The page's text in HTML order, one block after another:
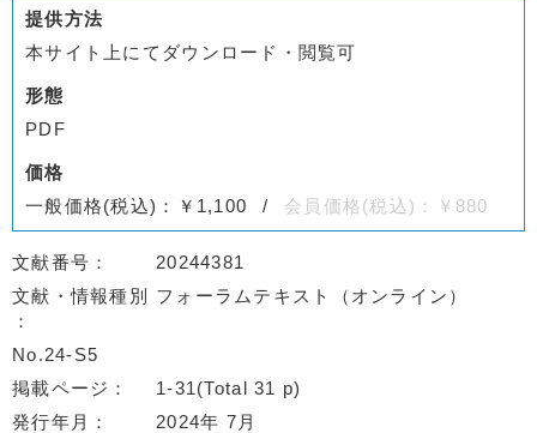
提供方法
本サイト上にてダウンロード・閲覧可
形態
PDF
価格
一般価格(税込)：￥1,100
会員価格(税込)：￥880
文献番号
20244381
文献・情報種別
フォーラムテキスト（オンライン）
No.24-S5
掲載ページ
1-31(Total 31 p)
発行年月
2024年 7月